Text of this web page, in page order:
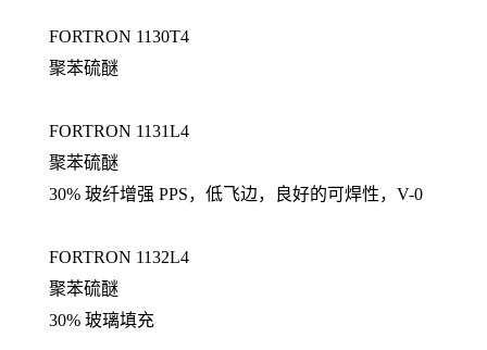
FORTRON 1130T4
聚苯硫醚
FORTRON 1131L4
聚苯硫醚
30% 玻纤增强 PPS，低飞边，良好的可焊性，V-0
FORTRON 1132L4
聚苯硫醚
30% 玻璃填充